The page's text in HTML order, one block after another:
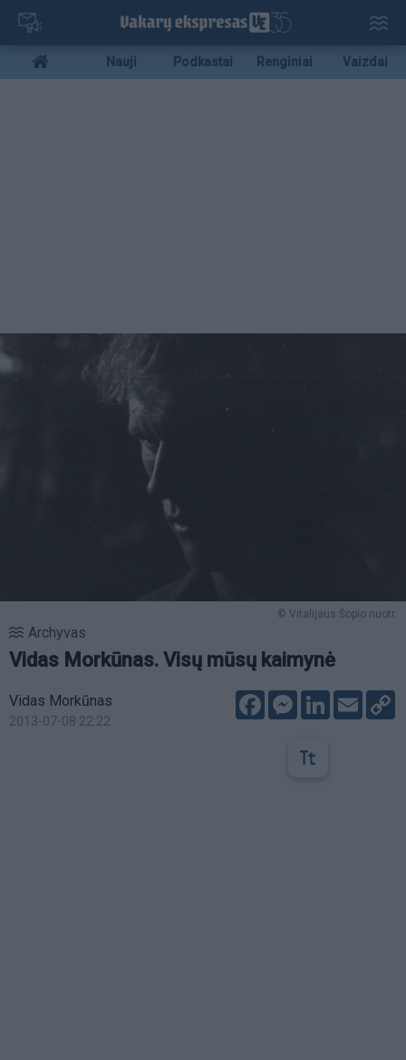
Pereiti
pagrindinį
turinį
Mobile
menu
Nauji Podkastai Renginiai Vaizdai
© Vitalijaus Šopio nuotr.
Archyvas
Vidas Morkūnas. Visų mūsų kaimynė
Vidas Morkūnas
2013-07-08 22:22
FacebookMessenger
LinkedIn
Email